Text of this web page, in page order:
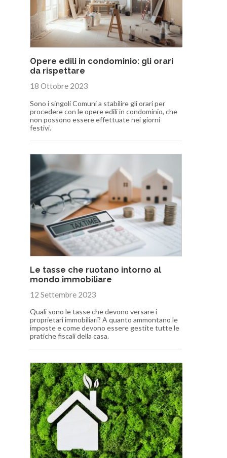
Opere edili in condominio: gli orari
da rispettare
18 Ottobre 2023
Sono i singoli Comuni a stabilire gli orari per
procedere con le opere edili in condominio, che
non possono essere effettuate nei giorni
festivi.
Le tasse che ruotano intorno al
mondo immobiliare
12 Settembre 2023
Quali sono le tasse che devono versare i
proprietari immobiliari? A quanto ammontano le
imposte e come devono essere gestite tutte le
pratiche fiscali della casa.